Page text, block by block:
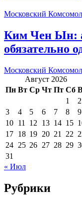
Московский
Ким Чен Ын:
обязательно
Московский
Август 2026
Пн Вт Ср Чт Пт Сб
1
2
3
4 5 6 7 8
9
10 11 12 13 14 15
17 18 19 20 21 22
24 25 26 27 28 29
31
« Июл
Рубрики